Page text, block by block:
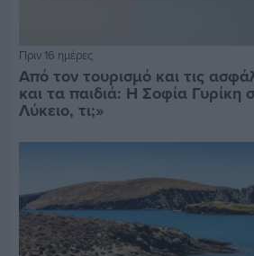
Πριν 16 ημέρες
Από τον τουρισμό και τις
και τα παιδιά: Η Σοφία Γυρίκη
Λύκειο, τι;»